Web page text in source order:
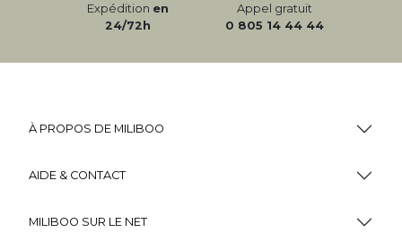
Expédition en
24/72h
Appel gratuit
0 805 14 44 44
À PROPOS DE MILIBOO
AIDE & CONTACT
MILIBOO SUR LE NET